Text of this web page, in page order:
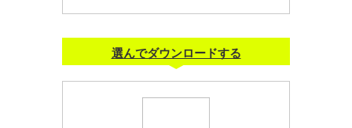
選んでダウンロードする